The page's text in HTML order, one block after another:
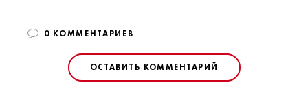
0 КОММЕНТАРИЕВ
ОСТАВИТЬ КОММЕНТАРИЙ